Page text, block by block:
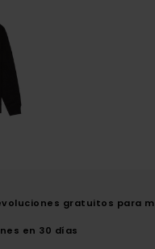
gratuitos para
en 30 días